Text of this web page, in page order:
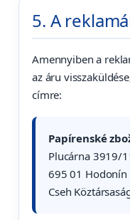
5. A
Amennyiben a
az áru
címre:
Papírenské
Plucárna 3919/
695 01 Hodonín
Cseh